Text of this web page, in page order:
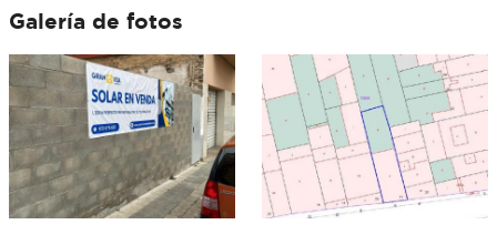
Galería de fotos